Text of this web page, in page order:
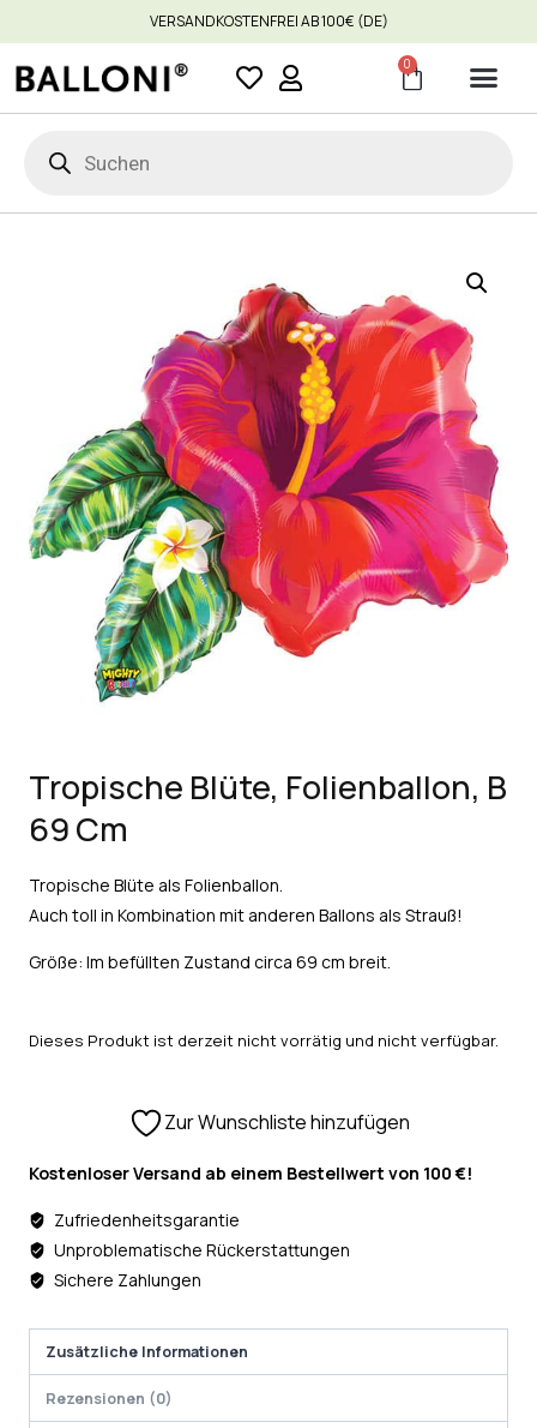
VERSANDKOSTENFREI AB 100€ (DE)
0
Tropische Blüte, Folienballon, B
69 Cm
Tropische Blüte als Folienballon.
Auch toll in Kombination mit anderen Ballons als Strauß!
Größe: Im befüllten Zustand circa 69 cm breit.
Dieses Produkt ist derzeit nicht vorrätig und nicht verfügbar.
Zur Wunschliste hinzufügen
Kostenloser Versand ab einem Bestellwert von 100 €!
Zufriedenheitsgarantie
Unproblematische Rückerstattungen
Sichere Zahlungen
Zusätzliche Informationen
Rezensionen (0)